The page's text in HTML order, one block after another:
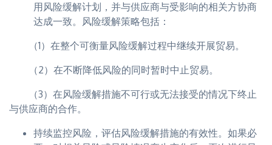
用风险缓解计划，并与供应商与受影响的相关方协商
达成一致。风险缓解策略包括：
（1）在整个可衡量风险缓解过程中继续开展贸易。
（2）在不断降低风险的同时暂时中止贸易。
（3）在风险缓解措施不可行或无法接受的情况下终止
与供应商的合作。
持续监控风险，评估风险缓解措施的有效性。如果必